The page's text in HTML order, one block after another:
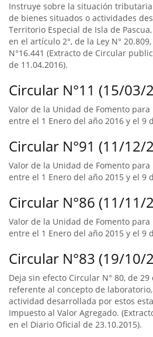
Instruye sobre la situación
de bienes situados o actividades
Territorio Especial de Isla de
en el artículo 2°, de la Ley N°
N°16.441 (Extracto de Circular
de 11.04.2016).
Circular N°11 (15/03/
Valor de la Unidad de Fomento
entre el 1 Enero del año 2016 y el 9
Circular N°91 (11/12/
Valor de la Unidad de Fomento
entre el 1 Enero del año 2015 y el 9
Circular N°86 (11/11/
Valor de la Unidad de Fomento
entre el 1 Enero del año 2015 y el 9
Circular N°83 (19/10/
Deja sin efecto Circular N° 80, de
referente al concepto de
actividad desarrollada por estos
Impuesto al Valor Agregado.
en el Diario Oficial de 23.10.2015).